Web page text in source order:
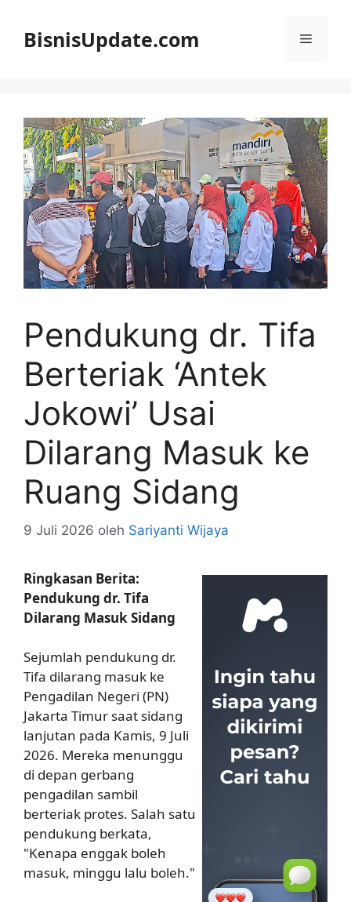
BisnisUpdate.com Menu
Pendukung dr. Tifa
Berteriak ‘Antek
Jokowi’ Usai
Dilarang Masuk ke
Ruang Sidang
9 Juli 2026 oleh Sariyanti Wijaya
Ringkasan Berita:
Pendukung dr. Tifa
Dilarang Masuk Sidang
Sejumlah pendukung dr.
Tifa dilarang masuk ke
Pengadilan Negeri (PN)
Jakarta Timur saat sidang
lanjutan pada Kamis, 9 Juli
2026. Mereka menunggu
di depan gerbang
pengadilan sambil
berteriak protes. Salah satu
pendukung berkata,
"Kenapa enggak boleh
masuk, minggu lalu boleh."